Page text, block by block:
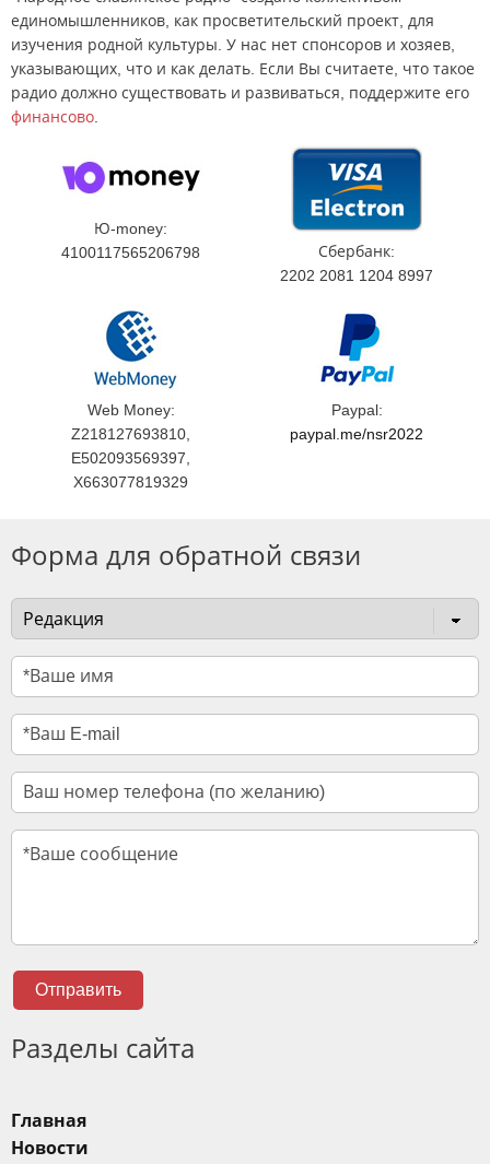
единомышленников, как просветительский проект, для
изучения родной культуры. У нас нет спонсоров и хозяев,
указывающих, что и как делать. Если Вы считаете, что такое
радио должно существовать и развиваться, поддержите его
финансово
Ю-money:
4100117565206798
Сбербанк:
2202 2081 1204 8997
Web Money:
Z218127693810,
E502093569397,
X663077819329
Paypal:
paypal.me/nsr2022
Форма для обратной связи
Отправить
Разделы сайта
Главная
Новости